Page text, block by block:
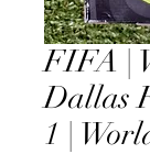
FIFA |
Dallas
1 |